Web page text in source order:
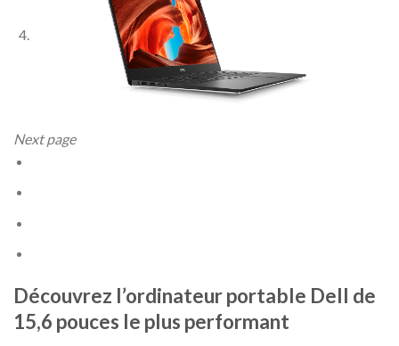
Nextpage
Découvrez l’ordinateur portable Dell de
15,6 pouces le plus performant